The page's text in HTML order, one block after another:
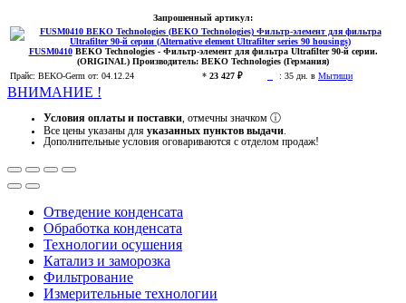
Запрошенный артикул:
FUSM0410 BEKO Technologies - Фильтр-элемент для фильтра Ultrafilter 90-й серии.
(ORIGINAL) Производитель: BEKO Technologies (Германия)
Прайс: BEKO-Germ от: 04.12.24 * 23 427 ₽ : 35 дн. в Мытищи
ВНИМАНИЕ !
Условия оплаты и поставки , отмечны значком ⓘ
Все цены указаны для указанных пунктов выдачи
Дополнительные условия оговариваются с отделом продаж!
Отведение конденсата
Обработка конденсата
Технологии осушения
Катализ и заморозка
Фильтрование
Измерительные технологии